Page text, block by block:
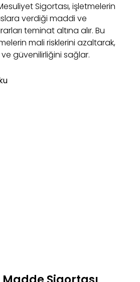
Sigortası, işletmelerin
verdiği maddi ve
teminat altına alır. Bu
mali risklerini azaltarak,
ve güvenilirliğini sağlar.